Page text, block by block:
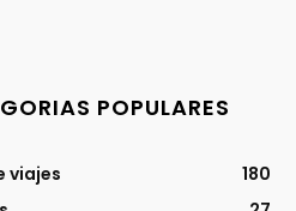
POPULARES
viajes
180